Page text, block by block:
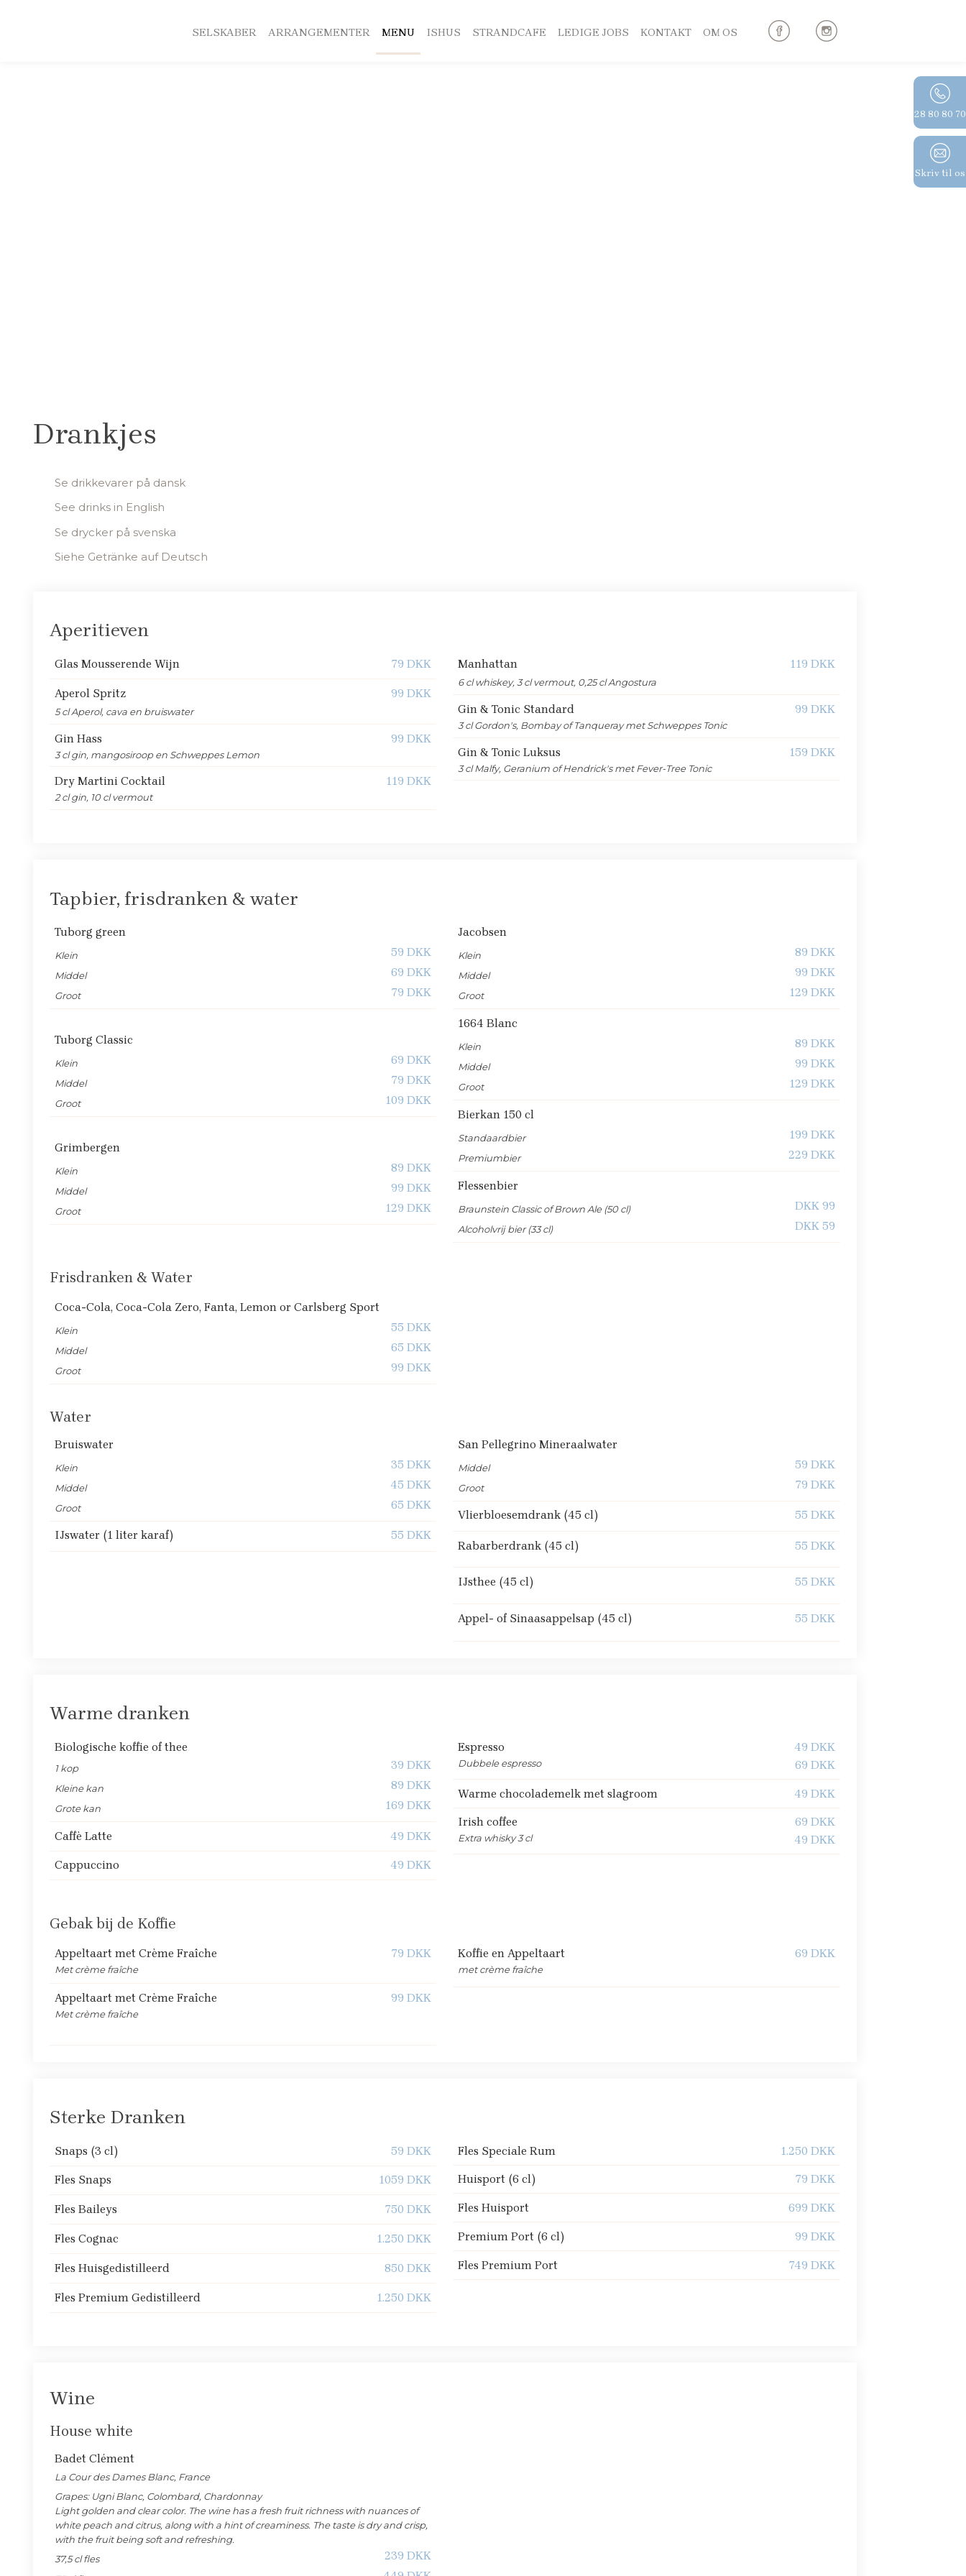
SELSKABER ARRANGEMENTER MENU ISHUS STRANDCAFE LEDIGE JOBS KONTAKT OM OS
28 80 80 70
Skriv til os
Drankjes
Se drikkevarer på dansk
See drinks in English
​Se drycker på svenska
Siehe Getränke auf Deutsch
Aperitieven
Glas Mousserende Wijn ​79 DKK
Aperol Spritz 99 DKK
5 cl Aperol, cava en bruiswater
Gin Hass 99 DKK
3 cl gin, mangosiroop en Schweppes Lemon
Dry Martini Cocktail 119 DKK
2 cl gin, 10 cl vermout
Manhattan 119 DKK
6 cl whiskey, 3 cl vermout, 0,25 cl Angostura
Gin & Tonic Standard 99 DKK
3 cl Gordon's, Bombay of Tanqueray met Schweppes Tonic
Gin & Tonic Luksus 159 DKK
3 cl Malfy, Geranium of Hendrick's met Fever-Tree Tonic
Tapbier, frisdranken & water
Tuborg green
Klein 59 DKK
Middel 69 DKK
Groot 79 DKK
Tuborg Classic
Klein 69 DKK
Middel 79 DKK
Groot 109 DKK
Grimbergen
Klein 89 DKK
Middel 99 DKK
Groot 129 DKK
Jacobsen
Klein 89 DKK
Middel 99 DKK
Groot 129 DKK
1664 Blanc
Klein 89 DKK
Middel 99 DKK
Groot 129 DKK
Bierkan 150 cl
Standaardbier 199 DKK
Premiumbier 229 DKK
Flessenbier
Braunstein Classic of Brown Ale (50 cl) DKK 99
Alcoholvrij bier (33 cl) DKK 59
Frisdranken & Water
Coca-Cola, Coca-Cola Zero, Fanta, Lemon or Carlsberg Sport
Klein 55 DKK
Middel 65 DKK
Groot 99 DKK
Water
Bruiswater
Klein 35 DKK
Middel 45 DKK
Groot 65 DKK
IJswater (1 liter karaf) 55 DKK
San Pellegrino Mineraalwater
Middel 59 DKK
Groot 79 DKK
Vlierbloesemdrank (45 cl) 55 DKK
Rabarberdrank (45 cl) 55 DKK
IJsthee (45 cl) 55 DKK
Appel- of Sinaasappelsap (45 cl) 55 DKK
Warme dranken
Biologische koffie of thee
1 kop 39 DKK
Kleine kan 89 DKK
Grote kan 169 DKK
Caffè Latte 49 DKK
Cappuccino 49 DKK
Espresso 49 DKK
Dubbele espresso 69 DKK
Warme chocolademelk met slagroom 49 DKK
Irish coffee 69 DKK
Extra whisky 3 cl 49 DKK
Gebak bij de Koffie
Appeltaart met Crème Fraîche 79 DKK
Met crème fraîche
Appeltaart met Crème Fraîche 99 DKK
Met crème fraîche
Koffie en Appeltaart 69 DKK
met crème fraîche
Sterke Dranken
Snaps (3 cl) ​59 DKK
Fles Snaps ​1059 DKK
Fles Baileys ​750 DKK
Fles Cognac ​1.250 DKK
Fles Huisgedistilleerd ​850 DKK
Fles Premium Gedistilleerd ​1.250 DKK
Fles Speciale Rum 1.250 DKK
Huisport (6 cl) 79 DKK
Fles Huisport 699 DKK
Premium Port (6 cl) 99 DKK
Fles Premium Port 749 DKK
Wine
House white
Badet Clément
La Cour des Dames Blanc, France
Grapes: Ugni Blanc, Colombard, Chardonnay
Light golden and clear color. The wine has a fresh fruit richness with nuances of
white peach and citrus, along with a hint of creaminess. The taste is dry and crisp,
with the fruit being soft and refreshing.
37,5 cl fles
239 DKK